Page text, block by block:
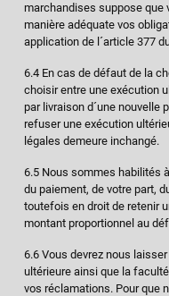
marchandises suppose que
manière adéquate vos
application de l´article 377
6.4 En cas de défaut de la
choisir entre une exécution
par livraison d´une nouvelle
refuser une exécution
légales demeure inchangé.
6.5 Nous sommes habilités
du paiement, de votre part,
toutefois en droit de retenir
montant proportionnel au
6.6 Vous devrez nous
ultérieure ainsi que la
vos réclamations. Pour que